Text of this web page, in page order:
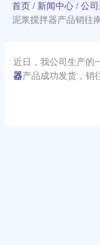
首页 / 新闻中心 / 公
泥浆搅拌器产品销往
近日，我公司生产的
器产品成功发货，销